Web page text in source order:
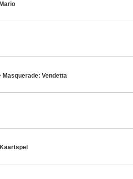
Masquerade: Vendetta